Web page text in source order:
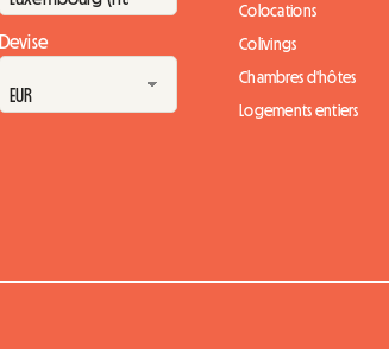
Devise
Colocations
Colivings
Chambres d'hôtes
Logements entiers